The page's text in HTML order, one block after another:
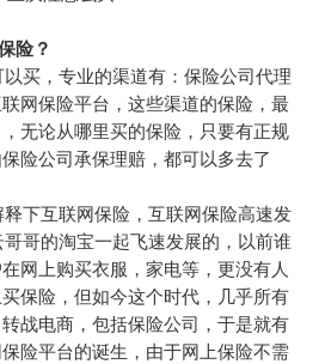
险？
，专业的渠道有：保险公司代理
网保险平台，这些渠道的保险，最
无论从哪里买的保险，只要有正规
险公司承保理赔，都可以多去了
互联网保险，互联网保险高速发
哥的淘宝一起飞速发展的，以前谁
网上购买衣服，家电等，更没有人
保险，但如今这个时代，几乎所有
战电商，包括保险公司，于是就有
险平台的诞生，由于网上保险不需